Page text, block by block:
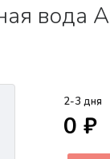
вода
2-3 дня
0 ₽